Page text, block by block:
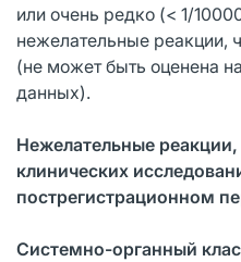
или очень редко (< 1/
нежелательные реакции,
(не может быть оценена
данных).
Нежелательные
клинических
пострегистрационном
Системно-органный